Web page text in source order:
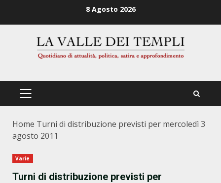
8 Agosto 2026
PRIMÄRES
Home Turni di distribuzione previsti per mercoledì 3
agosto 2011
Varie
Turni di distribuzione previsti per